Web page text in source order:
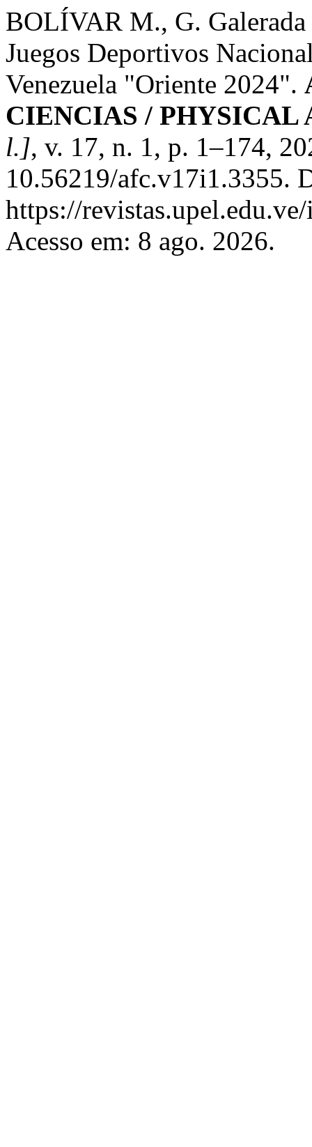
BOLÍVAR M., G.
Juegos Deportivos
Venezuela "Oriente 2024".
CIENCIAS / PHYSICAL
l.], v. 17, n. 1, p. 1–174,
10.56219/afc.v17i1.3355.
https://
Acesso em: 8 ago. 2026.